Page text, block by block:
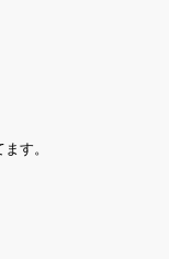
す。